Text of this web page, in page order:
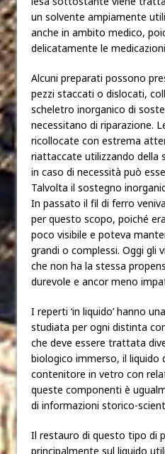
un solvente ampiamente
anche in ambito medico,
delicatamente le
Alcuni preparati possono
pezzi staccati o dislocati,
scheletro inorganico di
necessitano di riparazione.
ricollocate con estrema
riattaccate utilizzando della
in caso di necessità può
Talvolta il sostegno
In passato il fil di ferro
per questo scopo, poiché
poco visibile e poteva
grandi o complessi. Oggi gli
che non ha la stessa
durevole e ancor meno
I reperti ‘in liquido’ hanno
studiata per ogni distinta
che deve essere trattata
biologico immerso, il liquido
contenitore in vetro con
queste componenti è
di informazioni storico-
Il restauro di questo tipo di
principalmente sul liquido